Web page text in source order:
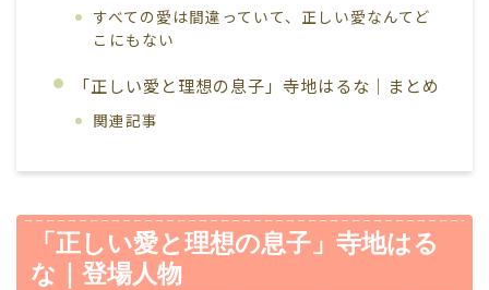
すべての愛は間違っていて、正しい愛なんてど
こにもない
「正しい愛と理想の息子」寺地はるな｜まとめ
関連記事
「正しい愛と理想の息子」寺地はる
な｜登場人物